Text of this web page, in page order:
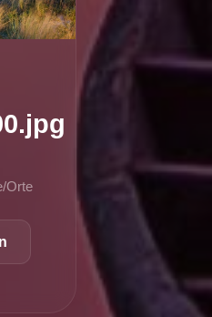
Orte